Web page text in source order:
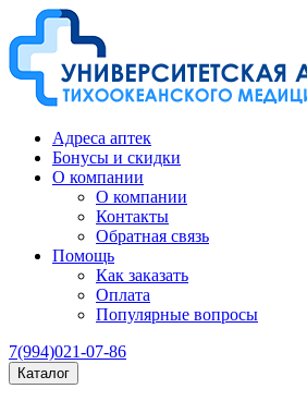
Адреса аптек
Бонусы и скидки
О компании
О компании
Контакты
Обратная связь
Помощь
Как заказать
Оплата
Популярные вопросы
7(994)021-07-86
Каталог